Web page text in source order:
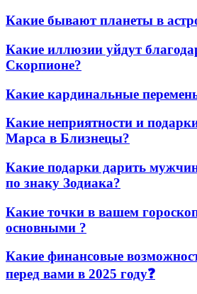
Какие бывают планеты в
Какие иллюзии уйдут
Скорпионе?
Какие кардинальные
Какие неприятности и
Марса в Близнецы?
Какие подарки дарить
по знаку Зодиака?
Какие точки в вашем
основными ?
Какие финансовые
перед вами в 2025 году❓